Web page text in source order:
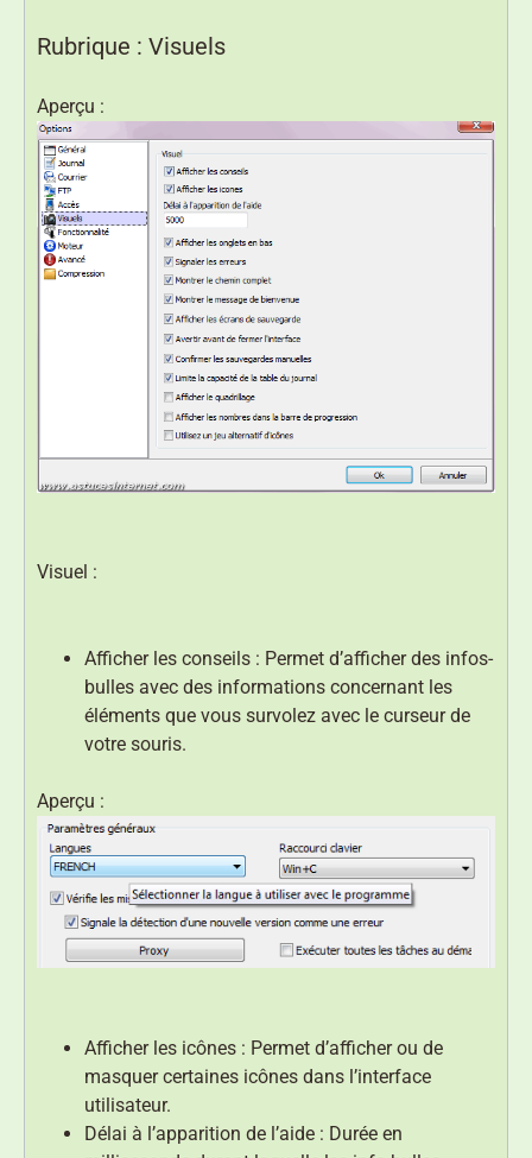
Rubrique : Visuels
Aperçu :
Visuel :
Afficher les conseils : Permet d’afficher des infos-
bulles avec des informations concernant les
éléments que vous survolez avec le curseur de
votre souris.
Aperçu :
Afficher les icônes : Permet d’afficher ou de
masquer certaines icônes dans l’interface
utilisateur.
Délai à l’apparition de l’aide : Durée en